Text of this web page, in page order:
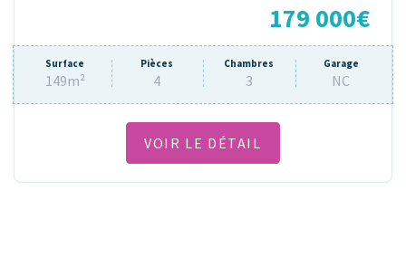
179 000€
Surface
149m²
Pièces
4
Chambres
3
Garage
NC
VOIR LE DÉTAIL